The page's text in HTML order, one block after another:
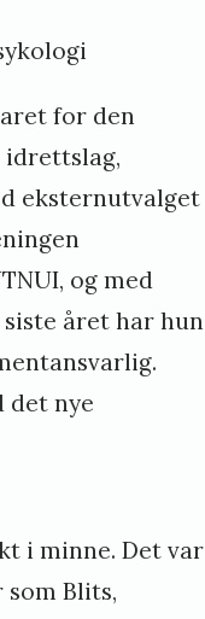
for den
idrettslag,
eksternutvalget
og med
året har hun
det nye
i minne. Det var
Blits,